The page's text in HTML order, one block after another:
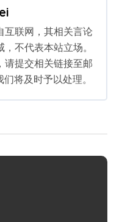
互联网，其相关言论
不代表本站立场。
请提交相关链接至邮
将及时予以处理。